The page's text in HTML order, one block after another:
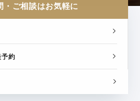
・ご相談はお気軽に
約